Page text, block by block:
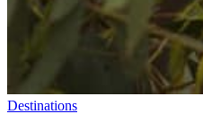
Destinations